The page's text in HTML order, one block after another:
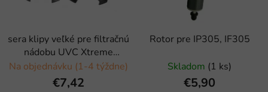
sera klipy veľké pre filtračnú
nádobu UVC Xtreme
800/1200 - 2 ks
Na objednávku (1-4 týždne)
€7,42
Rotor pre IP305, IF305
Skladom (1 ks)
€5,90